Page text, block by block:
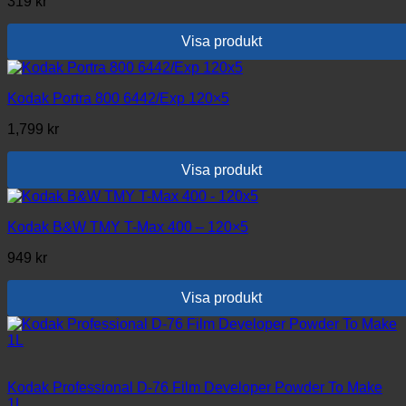
Visa produkt
Kodak Portra 800 6442/Exp 120×5
1,799 kr
Visa produkt
Kodak B&W TMY T-Max 400 – 120×5
949 kr
Visa produkt
Kodak Professional D-76 Film Developer Powder To Make